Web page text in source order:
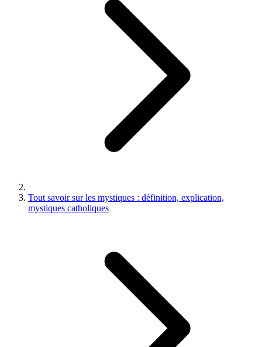
Tout savoir sur les mystiques : définition, explication,
mystiques catholiques